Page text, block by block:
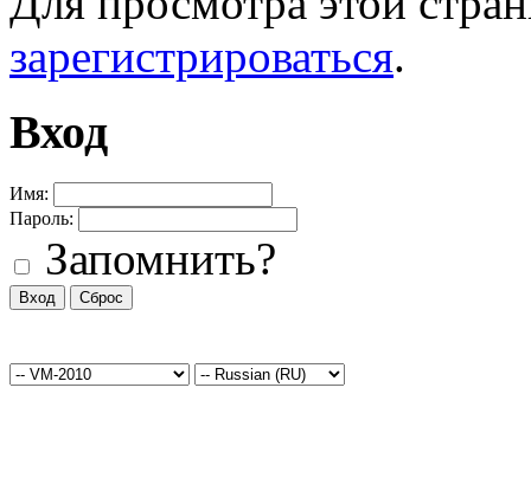
зарегистрироваться.
Вход
Имя:
Пароль:
Запомнить?